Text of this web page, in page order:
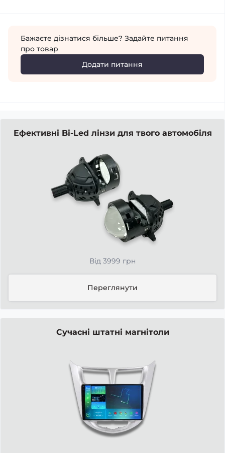
Бажаєте дізнатися більше? Задайте питання
про товар
Додати питання
Ефективні Bi-Led лінзи для твого автомобіля
Від 3999 грн
Переглянути
Сучасні штатні магнітоли